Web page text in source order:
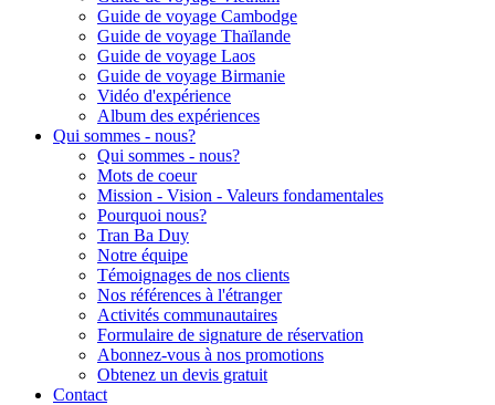
Guide de voyage Cambodge
Guide de voyage Thaïlande
Guide de voyage Laos
Guide de voyage Birmanie
Vidéo d'expérience
Album des expériences
Qui sommes - nous?
Qui sommes - nous?
Mots de coeur
Mission - Vision - Valeurs fondamentales
Pourquoi nous?
Tran Ba Duy
Notre équipe
Témoignages de nos clients
Nos références à l'étranger
Activités communautaires
Formulaire de signature de réservation
Abonnez-vous à nos promotions
Obtenez un devis gratuit
Contact